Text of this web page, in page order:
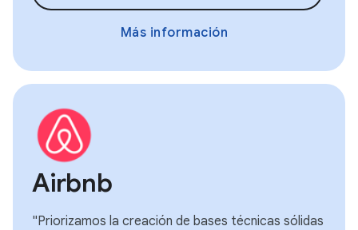
Más información
Airbnb
"Priorizamos la creación de bases técnicas sólidas